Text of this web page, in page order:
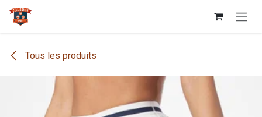
Se rendre au contenu
Tous les produits